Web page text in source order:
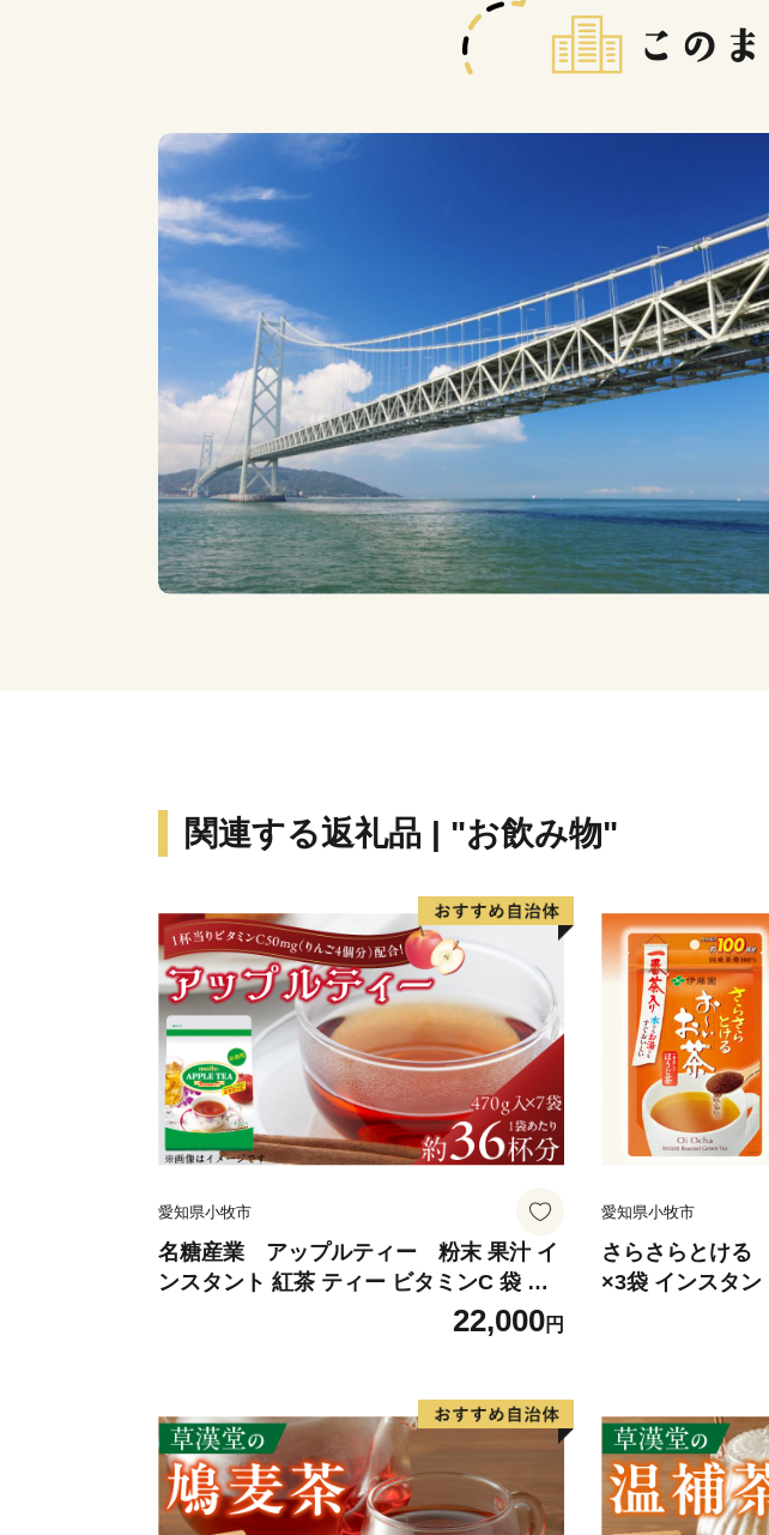
関連する返礼品 | "お飲み物"
愛知県小牧市
名糖産業 アップルティー 粉末 果汁 イ
ンスタント 紅茶 ティー ビタミンC 袋 ロ
ングセラー 粉末飲料 粉末茶 簡単 手軽 ホ
22,000円
愛知県小牧市
さらさらとける
×3袋 インスタン